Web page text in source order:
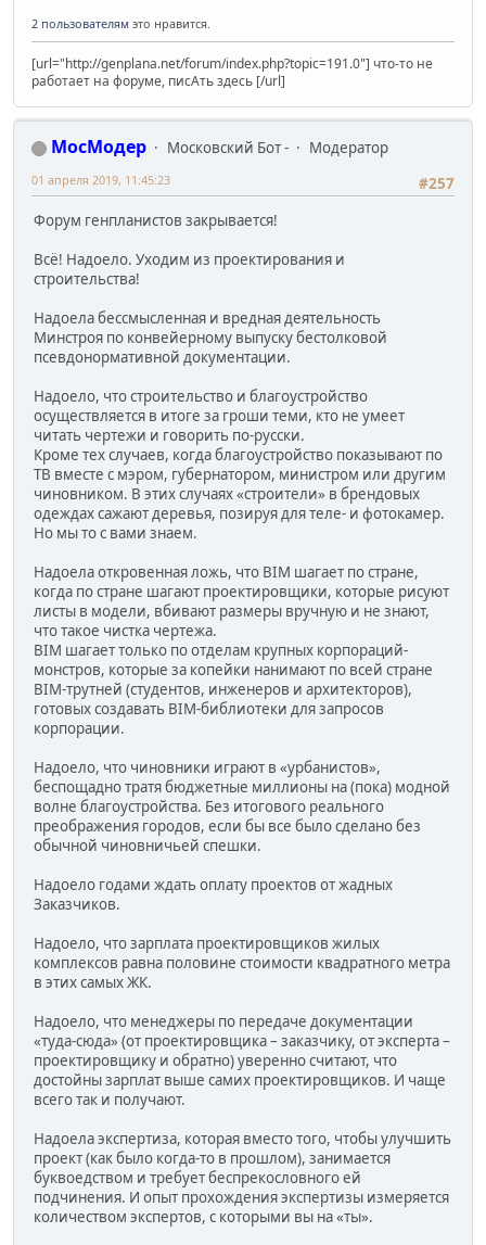
2 пользователям это нравится.
[url="http://genplana.net/forum/index.php?topic=191.0"] что-то не
работает на форуме, писАть здесь [/url]
МосМодер Московский Бот -
Модератор
#257
01 апреля 2019, 11:45:23
Форум генпланистов закрывается!
Всё! Надоело. Уходим из проектирования и
строительства!
Надоела бессмысленная и вредная деятельность
Минстроя по конвейерному выпуску бестолковой
псевдонормативной документации.
Надоело, что строительство и благоустройство
осуществляется в итоге за гроши теми, кто не умеет
читать чертежи и говорить по-русски.
Кроме тех случаев, когда благоустройство показывают по
ТВ вместе с мэром, губернатором, министром или другим
чиновником. В этих случаях «строители» в брендовых
одеждах сажают деревья, позируя для теле- и фотокамер.
Но мы то с вами знаем.
Надоела откровенная ложь, что BIM шагает по стране,
когда по стране шагают проектировщики, которые рисуют
листы в модели, вбивают размеры вручную и не знают,
что такое чистка чертежа.
BIM шагает только по отделам крупных корпораций-
монстров, которые за копейки нанимают по всей стране
BIM-трутней (студентов, инженеров и архитекторов),
готовых создавать BIM-библиотеки для запросов
корпорации.
Надоело, что чиновники играют в «урбанистов»,
беспощадно тратя бюджетные миллионы на (пока) модной
волне благоустройства. Без итогового реального
преображения городов, если бы все было сделано без
обычной чиновничьей спешки.
Надоело годами ждать оплату проектов от жадных
Заказчиков.
Надоело, что зарплата проектировщиков жилых
комплексов равна половине стоимости квадратного метра
в этих самых ЖК.
Надоело, что менеджеры по передаче документации
«туда-сюда» (от проектировщика – заказчику, от эксперта –
проектировщику и обратно) уверенно считают, что
достойны зарплат выше самих проектировщиков. И чаще
всего так и получают.
Надоела экспертиза, которая вместо того, чтобы улучшить
проект (как было когда-то в прошлом), занимается
буквоедством и требует беспрекословного ей
подчинения. И опыт прохождения экспертизы измеряется
количеством экспертов, с которыми вы на «ты».